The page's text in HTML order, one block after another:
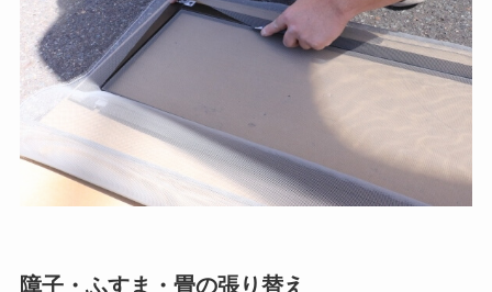
障子・ふすま・畳の張り替え